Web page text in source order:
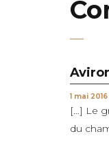
1 mai 2016
[…] Le
du